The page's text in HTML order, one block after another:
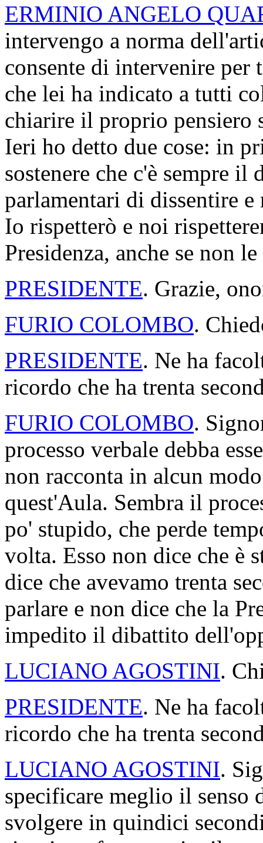
ERMINIO ANGELO
intervengo a norma
consente di intervenire per
che lei ha indicato a tutti
chiarire il proprio pensiero
Ieri ho detto due cose: in
sostenere che c'è sempre
parlamentari di dissentire
Io rispetterò e noi
Presidenza, anche se non
PRESIDENTE. Grazie,
FURIO COLOMBO.
PRESIDENTE. Ne ha
ricordo che ha trenta
FURIO COLOMBO.
processo verbale debba
non racconta in alcun
quest'Aula. Sembra il
po' stupido, che perde
volta. Esso non dice che è
dice che avevamo trenta
parlare e non dice che la
impedito il dibattito
LUCIANO AGOSTINI.
PRESIDENTE. Ne ha
ricordo che ha trenta
LUCIANO AGOSTINI.
specificare meglio il
svolgere in quindici